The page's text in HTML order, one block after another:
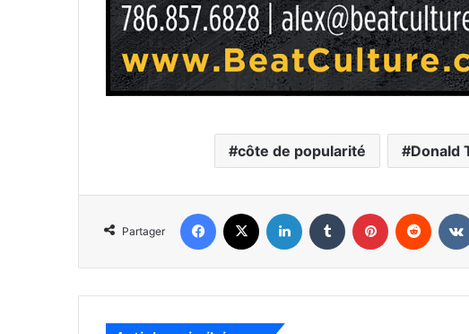
côte de popularité Donald
Partager